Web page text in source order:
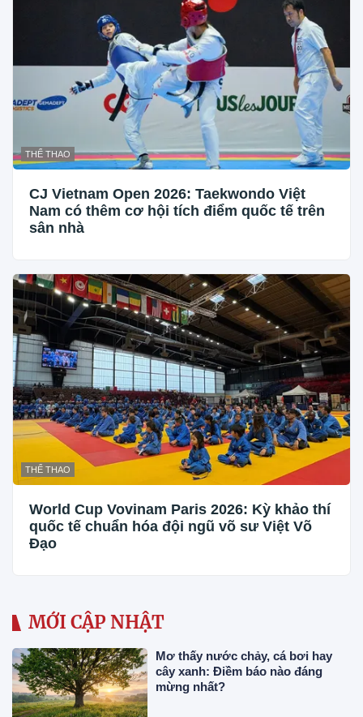
THỂ THAO
CJ Vietnam Open 2026: Taekwondo Việt
Nam có thêm cơ hội tích điểm quốc tế trên
sân nhà
THỂ THAO
World Cup Vovinam Paris 2026: Kỳ khảo thí
quốc tế chuẩn hóa đội ngũ võ sư Việt Võ
Đạo
MỚI CẬP NHẬT
Mơ thấy nước chảy, cá bơi hay
cây xanh: Điềm báo nào đáng
mừng nhất?